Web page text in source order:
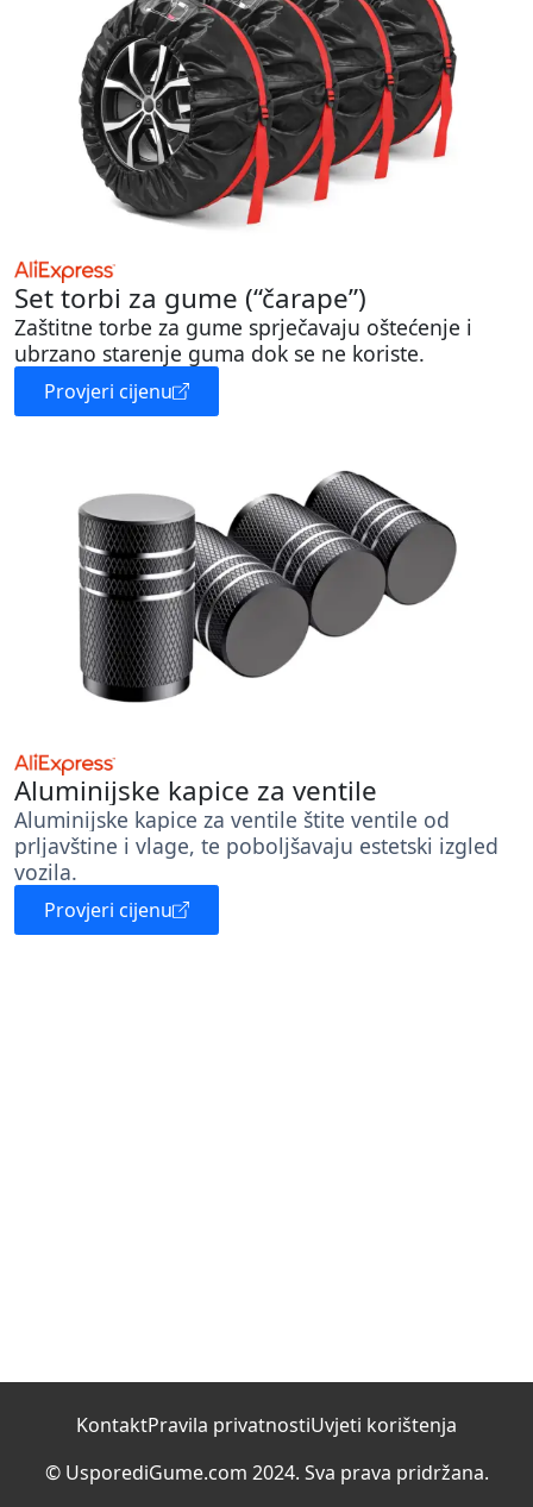
Set torbi za gume (“čarape”)
Zaštitne torbe za gume sprječavaju oštećenje i
ubrzano starenje guma dok se ne koriste.
Provjeri cijenu
Aluminijske kapice za ventile
Aluminijske kapice za ventile štite ventile od
prljavštine i vlage, te poboljšavaju estetski izgled
vozila.
Provjeri cijenu
KontaktPravila privatnostiUvjeti korištenja
© UsporediGume.com 2024. Sva prava pridržana.